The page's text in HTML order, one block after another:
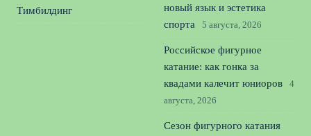
Тимбилдинг
новый язык и эстетика
спорта
5 августа, 2026
Российское фигурное
катание: как гонка за
квадами калечит юниоров
4
августа, 2026
Сезон фигурного катания